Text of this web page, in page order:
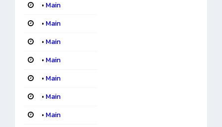
• Main
• Main
• Main
• Main
• Main
• Main
• Main